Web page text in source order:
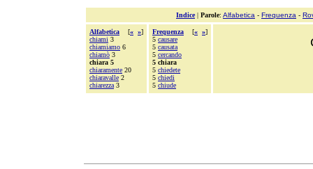
Indice| Parole: Alfabetica - Frequenza -
Alfabetica [« »]
chiami 3
chiamiamo 6
chiamò 3
chiara 5
chiaramente 20
chiaravalle 2
chiarezza 3
Frequenza [« »]
5 causare
5 causata
5 cercando
5 chiara
5 chiedete
5 chiedi
5 chiude